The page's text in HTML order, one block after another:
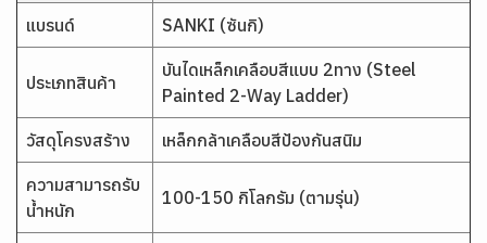
แบรนด์ SANKI (ซันกิ)
ประเภทสินค้า
บันไดเหล็กเคลือบสีแบบ 2ทาง (Steel
Painted 2-Way Ladder)
วัสดุโครงสร้าง เหล็กกล้าเคลือบสีป้องกันสนิม
ความสามารถรับ
น้ำหนัก
100-150 กิโลกรัม (ตามรุ่น)